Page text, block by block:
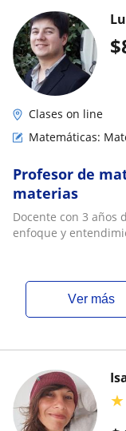
$
Clases on line
Matemáticas:
Profesor de
materias
Docente con 3 años
enfoque y
ver más
★